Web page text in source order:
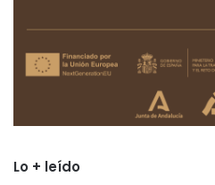
Lo + leído